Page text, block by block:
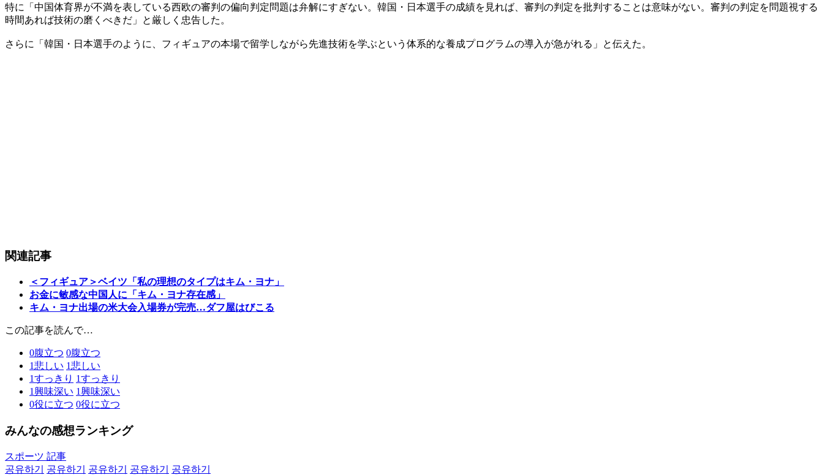
特に「中国体育界が不満を表している西欧の審判の偏向判定問題は弁解にすぎない。韓国・日本選手の成績を見れば、審判の判定を批判することは意味がない。審判の判定を問題視する
時間あれば技術の磨くべきだ」と厳しく忠告した。
さらに「韓国・日本選手のように、フィギュアの本場で留学しながら先進技術を学ぶという体系的な養成プログラムの導入が急がれる」と伝えた。
関連記事
＜フィギュア＞ベイツ「私の理想のタイプはキム・ヨナ」
お金に敏感な中国人に「キム・ヨナ存在感」
キム・ヨナ出場の米大会入場券が完売…ダフ屋はびこる
この記事を読んで…
0腹立つ 0腹立つ
1悲しい 1悲しい
1すっきり 1すっきり
1興味深い 1興味深い
0役に立つ 0役に立つ
みんなの感想ランキング
スポーツ 記事
공유하기
공유하기 공유하기 공유하기
공유하기